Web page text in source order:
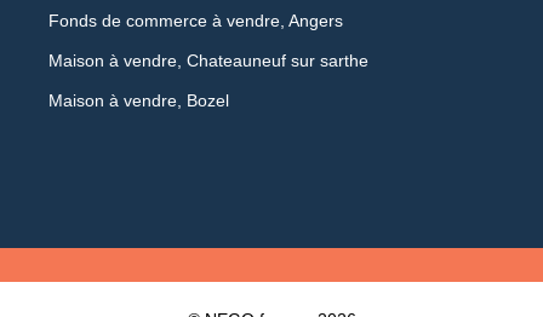
Fonds de commerce à vendre, Angers
Maison à vendre, Chateauneuf sur sarthe
Maison à vendre, Bozel